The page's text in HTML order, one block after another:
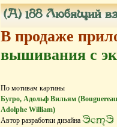
(А) 188 Любящий
В продаже
вышивания с
По мотивам картины
Бугро, Адольф Вильям
Adolphe William)
Автор разработки дизайна ЭстЭ